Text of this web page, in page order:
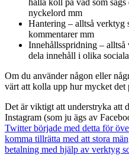
nyckelord mm
Hantering – alltså verktyg
kommentarer mm
Innehållsspridning –
dela innehåll i olika
Om du använder någon eller
värt att kolla upp hur mycket det
Det är viktigt att understryka att
Instagram (som ju ägs av
Twitter började med detta för
komma tillrätta med att stora
betalning med hjälp av verktyg